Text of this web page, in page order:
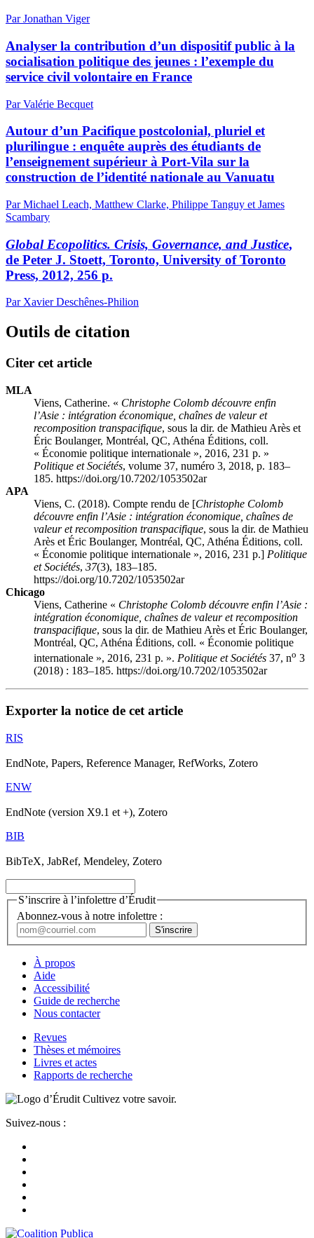
Par Jonathan Viger
Analyser la contribution d’un dispositif public à la
socialisation politique des jeunes : l’exemple du
service civil volontaire en France
Par Valérie Becquet
Autour d’un Pacifique postcolonial, pluriel et
plurilingue : enquête auprès des étudiants de
l’enseignement supérieur à Port-Vila sur la
construction de l’identité nationale au Vanuatu
Par Michael Leach, Matthew Clarke, Philippe Tanguy et James
Scambary
Global Ecopolitics. Crisis, Governance, and Justice,
de Peter J. Stoett, Toronto, University of Toronto
Press, 2012, 256 p.
Par Xavier Deschênes-Philion
Outils de citation
Citer cet article
MLA
Viens, Catherine. « Christophe Colomb découvre enfin
l’Asie : intégration économique, chaînes de valeur et
recomposition transpacifique, sous la dir. de Mathieu Arès et
Éric Boulanger, Montréal, QC, Athéna Éditions, coll.
« Économie politique internationale », 2016, 231 p. »
Politique et Sociétés, volume 37, numéro 3, 2018, p. 183–
185. https://doi.org/10.7202/1053502ar
APA
Viens, C. (2018). Compte rendu de [Christophe Colomb
découvre enfin l’Asie : intégration économique, chaînes de
valeur et recomposition transpacifique, sous la dir. de Mathieu
Arès et Éric Boulanger, Montréal, QC, Athéna Éditions, coll.
« Économie politique internationale », 2016, 231 p.] Politique
et Sociétés, 37(3), 183–185.
https://doi.org/10.7202/1053502ar
Chicago
Viens, Catherine « Christophe Colomb découvre enfin l’Asie :
intégration économique, chaînes de valeur et recomposition
transpacifique, sous la dir. de Mathieu Arès et Éric Boulanger,
Montréal, QC, Athéna Éditions, coll. « Économie politique
internationale », 2016, 231 p. ». Politique et Sociétés 37, no 3
(2018) : 183–185. https://doi.org/10.7202/1053502ar
Exporter la notice de cet article
RIS
EndNote, Papers, Reference Manager, RefWorks, Zotero
ENW
EndNote (version X9.1 et +), Zotero
BIB
BibTeX, JabRef, Mendeley, Zotero
S’inscrire à l’infolettre d’Érudit
Abonnez-vous à notre infolettre :
À propos
Aide
Accessibilité
Guide de recherche
Nous contacter
Revues
Thèses et mémoires
Livres et actes
Rapports de recherche
Cultivez votre savoir.
Suivez-nous :